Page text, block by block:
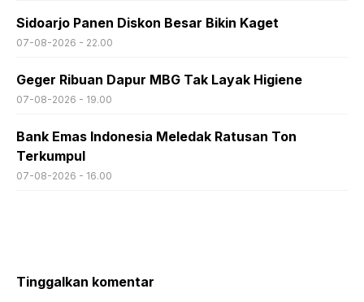
Sidoarjo Panen Diskon Besar Bikin Kaget
07-08-2026 - 22.00
Geger Ribuan Dapur MBG Tak Layak Higiene
07-08-2026 - 19.00
Bank Emas Indonesia Meledak Ratusan Ton
Terkumpul
07-08-2026 - 16.00
Tinggalkan komentar